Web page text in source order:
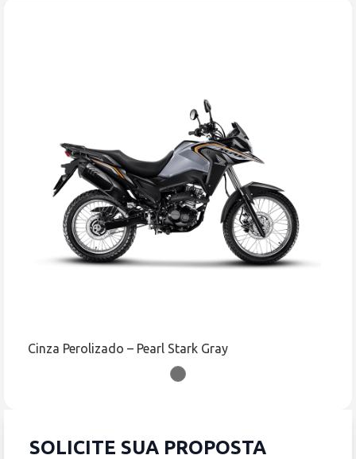
Cinza Perolizado – Pearl Stark Gray
SOLICITE SUA PROPOSTA